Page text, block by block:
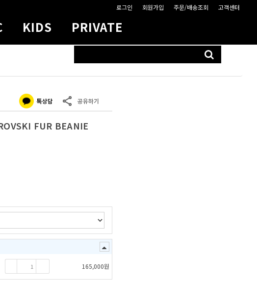
로그인 회원가입 주문/배송조회 고객센터
KIDS PRIVATE
FUR BEANIE
165,000원